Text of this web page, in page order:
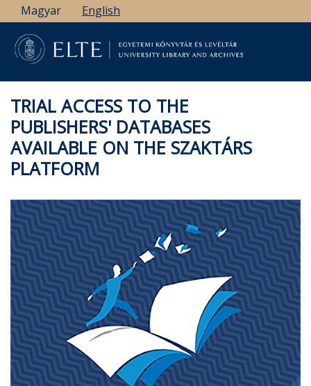
Skip
to
main
content
Magyar English
TRIAL ACCESS TO THE
PUBLISHERS' DATABASES
AVAILABLE ON THE SZAKTÁRS
PLATFORM